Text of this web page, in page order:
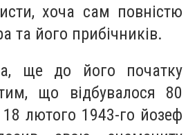
хоча сам повністю
та його прибічників.
ще до його початку
що відбувалося 80
18 лютого 1943-го йозеф